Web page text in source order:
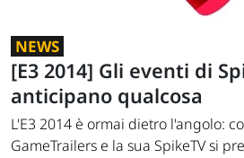
NEWS
[E3 2014] Gli eventi di
anticipano qualcosa
L'E3 2014 è ormai dietro l'angolo:
GameTrailers e la sua SpikeTV si